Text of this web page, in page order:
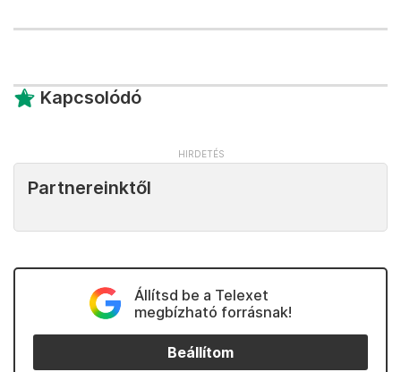
Kapcsolódó
Partnereinktől
Állítsd be a Telexet
megbízható forrásnak!
Beállítom